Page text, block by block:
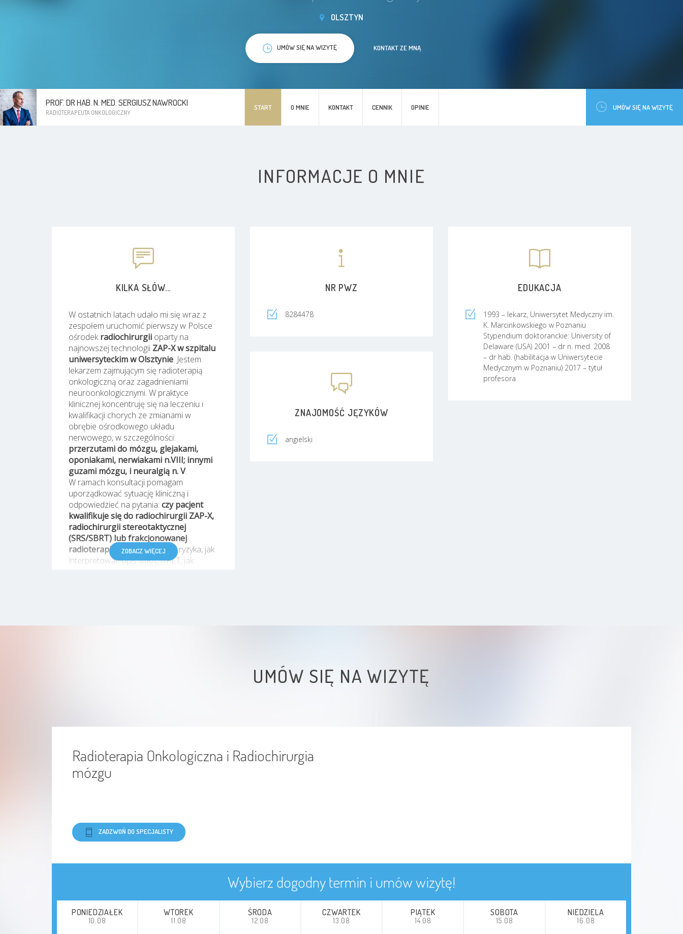
PROF. DR HAB. N. MED. SERGIUSZ NAWROCKI
RADIOTERAPEUTA ONKOLOGICZNY
START O MNIE KONTAKT CENNIK OPINIE UMÓW SIĘ NA WIZYTĘ
OLSZTYN
UMÓW SIĘ NA WIZYTĘ KONTAKT ZE MNĄ
INFORMACJE O MNIE
KILKA SŁÓW...
W ostatnich latach udało mi się wraz z
zespołem uruchomić pierwszy w Polsce
ośrodekradiochirurgii oparty na
najnowszej technologii ZAP-X w szpitalu
uniwersyteckim w Olsztynie. Jestem
lekarzem zajmującym się radioterapią
onkologiczną oraz zagadnieniami
neuroonkologicznymi. W praktyce
klinicznej koncentruję się na leczeniu i
kwalifikacji chorych ze zmianami w
obrębie ośrodkowego układu
nerwowego, w szczególności:
przerzutami do mózgu, glejakami,
oponiakami, nerwiakami n.VIII; innymi
guzami mózgu, i neuralgią n. V.
W ramach konsultacji pomagam
uporządkować sytuację kliniczną i
odpowiedzieć na pytania: czy pacjent
kwalifikuje się do radiochirurgii ZAP-X,
radiochirurgii stereotaktycznej
(SRS/SBRT) lub frakcjonowanej
radioterapii
, jakie są korzyści i ryzyka, jak
interpretować opis MR/CT/PET, jak
oraz interpretacji zaleceń z różnych
ZOBACZ WIĘCEJ
NR PWZ
8284478
EDUKACJA
1993 – lekarz, Uniwersytet Medyczny im.
K. Marcinkowskiego w Poznaniu
Stypendium doktoranckie: University of
Delaware (USA) 2001 – dr n. med. 2008
– dr hab. (habilitacja w Uniwersytecie
Medycznym w Poznaniu) 2017 – tytuł
profesora
ZNAJOMOŚĆ JĘZYKÓW
angielski
UMÓW SIĘ NA WIZYTĘ
Radioterapia Onkologiczna i Radiochirurgia
mózgu
ZADZWOŃ DO SPECJALISTY
Wybierz dogodny termin i umów wizytę!
PONIEDZIAŁEK
10.08
WTOREK
11.08
ŚRODA
12.08
CZWARTEK
13.08
PIĄTEK
14.08
SOBOTA
15.08
NIEDZIELA
16.08